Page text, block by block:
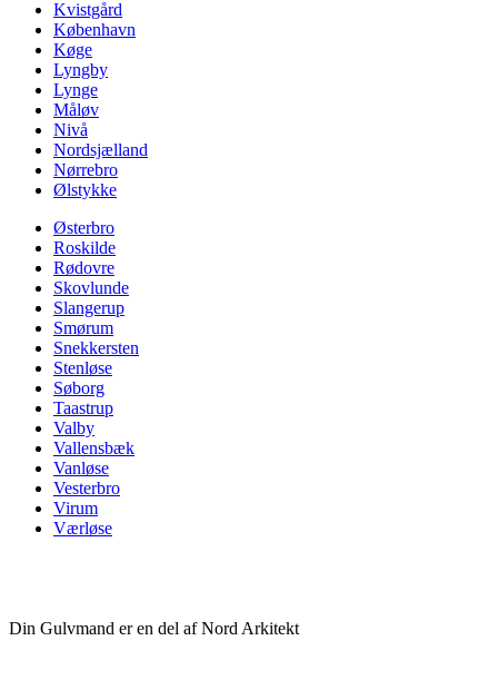
Kvistgård
København
Køge
Lyngby
Lynge
Måløv
Nivå
Nordsjælland
Nørrebro
Ølstykke
Østerbro
Roskilde
Rødovre
Skovlunde
Slangerup
Smørum
Snekkersten
Stenløse
Søborg
Taastrup
Valby
Vallensbæk
Vanløse
Vesterbro
Virum
Værløse
Din Gulvmand er en del af Nord Arkitekt